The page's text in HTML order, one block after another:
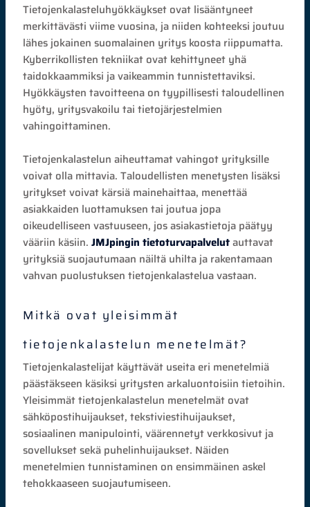
Tietojenkalasteluhyökkäykset ovat lisääntyneet
merkittävästi viime vuosina, ja niiden kohteeksi joutuu
lähes jokainen suomalainen yritys koosta riippumatta.
Kyberrikollisten tekniikat ovat kehittyneet yhä
taidokkaammiksi ja vaikeammin tunnistettaviksi.
Hyökkäysten tavoitteena on tyypillisesti taloudellinen
hyöty, yritysvakoilu tai tietojärjestelmien
vahingoittaminen.
Tietojenkalastelun aiheuttamat vahingot yrityksille
voivat olla mittavia. Taloudellisten menetysten lisäksi
yritykset voivat kärsiä mainehaittaa, menettää
asiakkaiden luottamuksen tai joutua jopa
oikeudelliseen vastuuseen, jos asiakastietoja päätyy
vääriin käsiin.JMJpingin tietoturvapalvelutauttavat
yrityksiä suojautumaan näiltä uhilta ja rakentamaan
vahvan puolustuksen tietojenkalastelua vastaan.
Mitkä ovat yleisimmät
tietojenkalastelun menetelmät?
Tietojenkalastelijat käyttävät useita eri menetelmiä
päästäkseen käsiksi yritysten arkaluontoisiin tietoihin.
Yleisimmät tietojenkalastelun menetelmät ovat
sähköpostihuijaukset, tekstiviestihuijaukset,
sosiaalinen manipulointi, väärennetyt verkkosivut ja
sovellukset sekä puhelinhuijaukset. Näiden
menetelmien tunnistaminen on ensimmäinen askel
tehokkaaseen suojautumiseen.